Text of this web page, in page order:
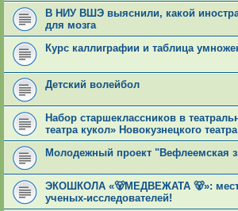
В НИУ ВШЭ выяснили, какой
для мозга
Курс каллиграфии и таблица
Детский волейбол
Набор старшеклассников в
театра кукол» Новокузнецкого
Молодежный проект "Вефлеемская
ЭКОШКОЛА «🐻МЕДВЕЖАТА 🐻»:
ученых-исследователей!